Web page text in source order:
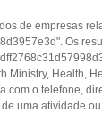
de empresas
Os
Ministry, Health,
com o telefone,
uma atividade